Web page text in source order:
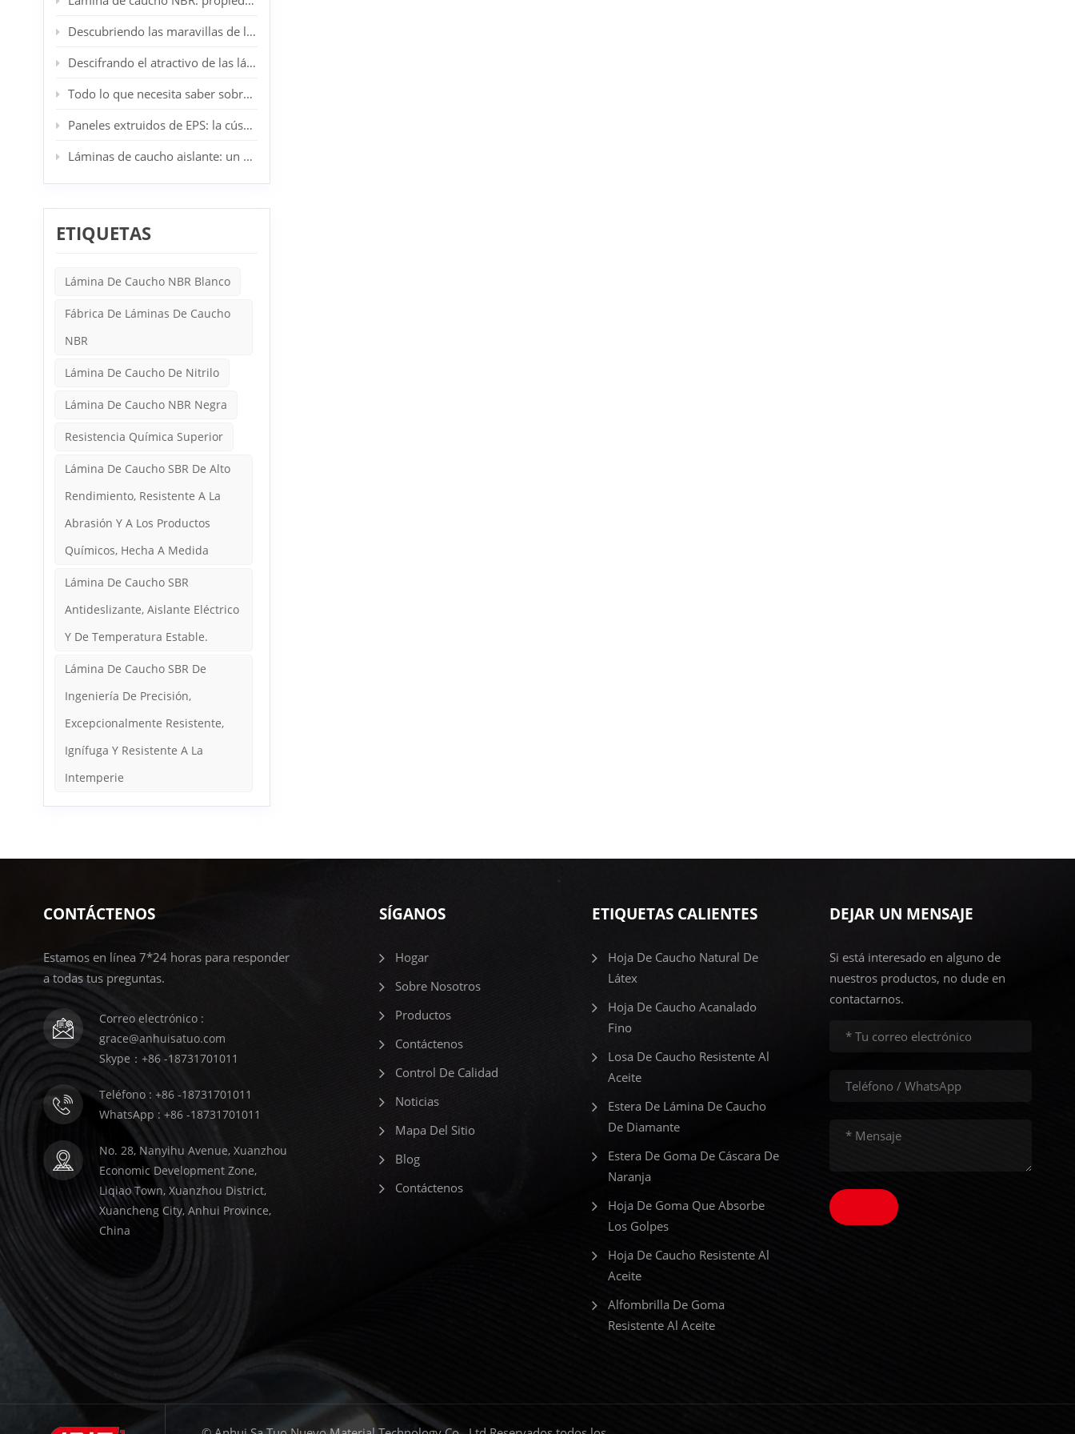
Descubriendo las maravillas de las láminas de caucho SBR: su aliado industrial y doméstico
Descifrando el atractivo de las láminas de caucho CR: el epítome de la resiliencia industrial
Todo lo que necesita saber sobre los tableros de lana de roca
Paneles extruidos de EPS: la cúspide de la innovación en aislamiento arquitectónico
Láminas de caucho aislante: un componente esencial en la seguridad eléctrica
ETIQUETAS
Lámina De Caucho NBR Blanco
Fábrica De Láminas De Caucho
NBR
Lámina De Caucho De Nitrilo
Lámina De Caucho NBR Negra
Resistencia Química Superior
Lámina De Caucho SBR De Alto
Rendimiento, Resistente A La
Abrasión Y A Los Productos
Químicos, Hecha A Medida
Lámina De Caucho SBR
Antideslizante, Aislante Eléctrico
Y De Temperatura Estable.
Lámina De Caucho SBR De
Ingeniería De Precisión,
Excepcionalmente Resistente,
Ignífuga Y Resistente A La
Intemperie
CONTÁCTENOS
Estamos en línea 7*24 horas para responder
a todas tus preguntas.
Correo electrónico :
grace@anhuisatuo.com
Skype：+86 -18731701011
Teléfono : +86 -18731701011
WhatsApp : +86 -18731701011
No. 28, Nanyihu Avenue, Xuanzhou
Economic Development Zone,
Liqiao Town, Xuanzhou District,
Xuancheng City, Anhui Province,
China
SÍGANOS
Hogar
Sobre Nosotros
Productos
Contáctenos
Control De Calidad
Noticias
Mapa Del Sitio
Blog
Contáctenos
ETIQUETAS CALIENTES
Hoja De Caucho Natural De
Látex
Hoja De Caucho Acanalado
Fino
Losa De Caucho Resistente Al
Aceite
Estera De Lámina De Caucho
De Diamante
Estera De Goma De Cáscara De
Naranja
Hoja De Goma Que Absorbe
Los Golpes
Hoja De Caucho Resistente Al
Aceite
Alfombrilla De Goma
Resistente Al Aceite
DEJAR UN MENSAJE
Si está interesado en alguno de
nuestros productos, no dude en
contactarnos.